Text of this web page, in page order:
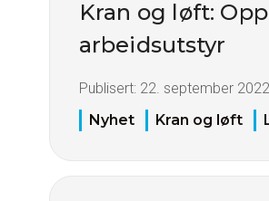
Kran og løft:
arbeidsutstyr
Publisert: 22. september 2022
Nyhet
Kran og løft